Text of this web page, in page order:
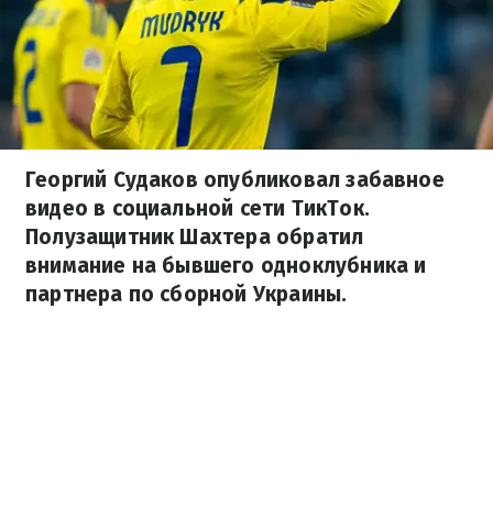
Георгий Судаков опубликовал забавное
видео в социальной сети ТикТок.
Полузащитник Шахтера обратил
внимание на бывшего одноклубника и
партнера по сборной Украины.